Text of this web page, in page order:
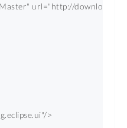
url="http://
/>